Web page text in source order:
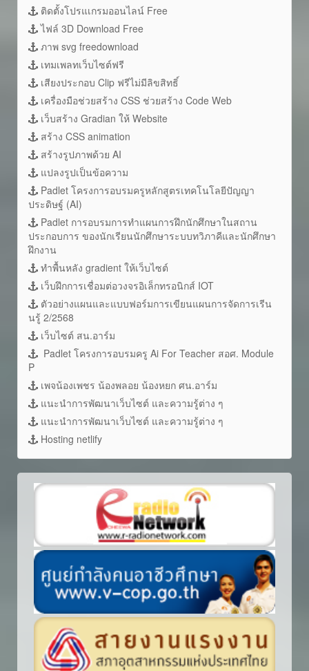
ติดตั้งโปรแเกรมออนไลน์ Free
ไฟล์ 3D Download Free
ภาพ svg freedownload
เทมเพลทเว็บไซต์ฟรี
เสียงประกอบ Clip ฟรีไม่มีลิขสิทธิ์
เครื่องมือช่วยสร้าง CSS ช่วยสร้าง Code Web
เว็บสร้าง Gradian ให้ Website
สร้าง CSS animation
สร้างรูปภาพด้วย AI
แปลงรูปเป็นข้อความ
Padlet โครงการอบรมครูหลักสูตรเทคโนโลยีปัญญา
ประดิษฐ์ (AI)
Padlet การอบรมการทำแผนการฝึกนักศึกษาในสถาน
ประกอบการ ของนักเรียนนักศึกษาระบบทวิภาคีและนักศึกษา
ฝึกงาน
ทำพื้นหลัง gradient ให้เว็บไซต์
เว็บฝึกการเชื่อมต่อวงจรอิเล็กทรอนิกส์ IOT
ตัวอย่างแผนและแบบฟอร์มการเขียนแผนการจัดการเรีน
นรู้ 2/2568
เว็บไซต์ สน.อาร์ม
Padlet โครงการอบรมครู Ai For Teacher สอศ. Module
P
เพจน้องเพชร น้องพลอย น้องหยก ศน.อาร์ม
แนะนำการพัฒนาเว็บไซต์ และความรู้ต่าง ๆ
แนะนำการพัฒนาเว็บไซต์ และความรู้ต่าง ๆ
Hosting netlify